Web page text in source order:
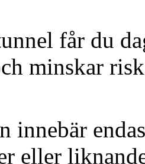
får du
minskar
innebär
eller